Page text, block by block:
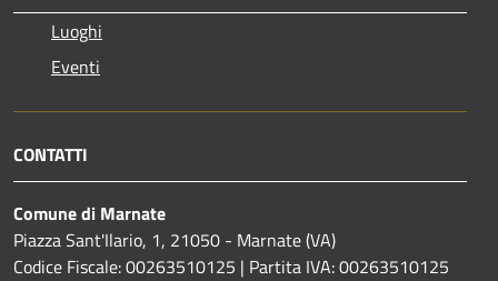
Luoghi
Eventi
CONTATTI
Comune di Marnate
Piazza Sant'Ilario, 1, 21050 - Marnate (VA)
Codice Fiscale: 00263510125 | Partita IVA: 00263510125